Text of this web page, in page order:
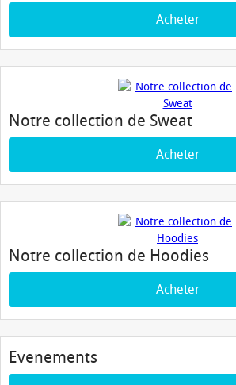
Acheter
Notre collection de Sweat
Acheter
Notre collection de Hoodies
Acheter
Evenements